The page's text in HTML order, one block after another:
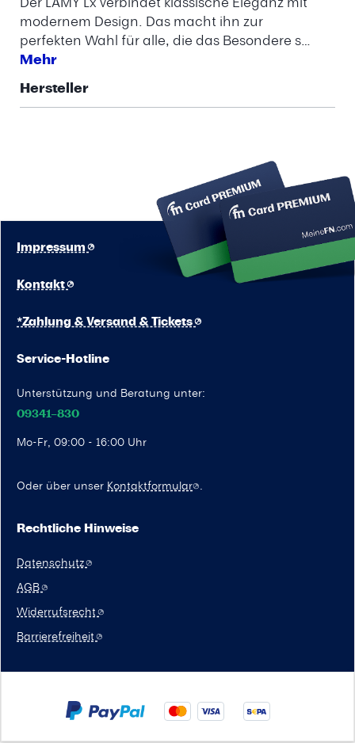
modernem Design. Das macht ihn zur
perfekten Wahl für alle, die das Besondere s…
Mehr
Hersteller
Service-Hotline
Unterstützung und Beratung unter:
09341–830
Mo-Fr, 09:00 - 16:00 Uhr
Oder über unser Kontaktformular .
Kontakt
Impressum
*Zahlung & Versand & Tickets
Rechtliche Hinweise
Datenschutz
AGB
Widerrufsrecht
Barrierefreiheit